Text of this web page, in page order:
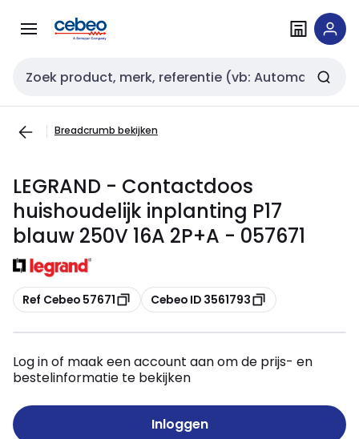
naar
naar
Zoekveld invoer
Breadcrumb bekijken
LEGRAND - Contactdoos
huishoudelijk inplanting P17
blauw 250V 16A 2P+A - 057671
Kopiëren
Ref Cebeo 57671 Kopiëren
Cebeo ID 3561793
Log in of maak een account aan om de prijs- en
bestelinformatie te bekijken
Inloggen